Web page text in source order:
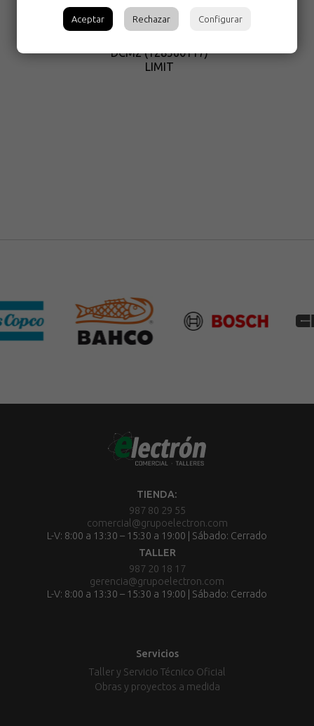
PINZA
DCM2 (128560117)
LIMIT
TIENDA:
987 80 29 55
comercial@grupoelectron.com
L-V: 8:00 a 13:30 – 15:30 a 19:00 | Sábado: Cerrado
TALLER
987 20 18 17
gerencia@grupoelectron.com
L-V: 8:00 a 13:30 – 15:30 a 19:00 | Sábado: Cerrado
Servicios
Taller y Servicio Técnico Oficial
Obras y proyectos a medida
Aceptar Rechazar Configurar